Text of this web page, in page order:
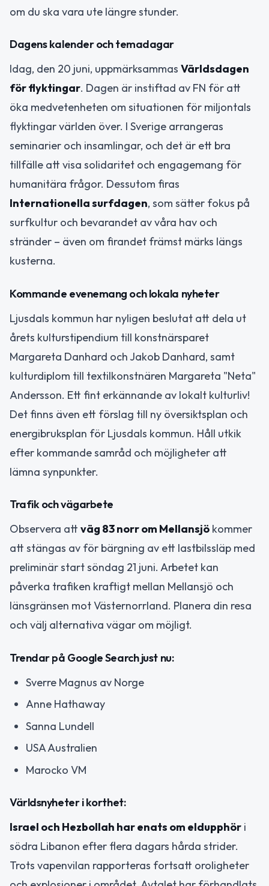
om du ska vara ute längre stunder.
Dagens kalender och temadagar
Idag, den 20 juni, uppmärksammas Världsdagen
för flyktingar. Dagen är instiftad av FN för att
öka medvetenheten om situationen för miljontals
flyktingar världen över. I Sverige arrangeras
seminarier och insamlingar, och det är ett bra
tillfälle att visa solidaritet och engagemang för
humanitära frågor. Dessutom firas
Internationella surfdagen, som sätter fokus på
surfkultur och bevarandet av våra hav och
stränder – även om firandet främst märks längs
kusterna.
Kommande evenemang och lokala nyheter
Ljusdals kommun har nyligen beslutat att dela ut
årets kulturstipendium till konstnärsparet
Margareta Danhard och Jakob Danhard, samt
kulturdiplom till textilkonstnären Margareta "Neta"
Andersson. Ett fint erkännande av lokalt kulturliv!
Det finns även ett förslag till ny översiktsplan och
energibruksplan för Ljusdals kommun. Håll utkik
efter kommande samråd och möjligheter att
lämna synpunkter.
Trafik och vägarbete
Observera att väg 83 norr om Mellansjö kommer
att stängas av för bärgning av ett lastbilssläp med
preliminär start söndag 21 juni. Arbetet kan
påverka trafiken kraftigt mellan Mellansjö och
länsgränsen mot Västernorrland. Planera din resa
och välj alternativa vägar om möjligt.
Trendar på Google Search just nu:
Sverre Magnus av Norge
Anne Hathaway
Sanna Lundell
USA Australien
Marocko VM
Världsnyheter i korthet:
Israel och Hezbollah har enats om eldupphör i
södra Libanon efter flera dagars hårda strider.
Trots vapenvilan rapporteras fortsatt oroligheter